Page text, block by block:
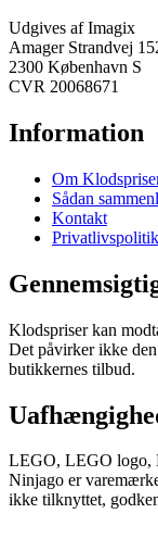
Udgives af Imagix
Amager Strandvej
2300 København S
CVR 20068671
Information
Om
Sådan
Kontakt
Privatlivspolitik
Klodspriser kan
Det påvirker ikke
butikkernes tilbud.
LEGO, LEGO logo,
Ninjago er
ikke tilknyttet,